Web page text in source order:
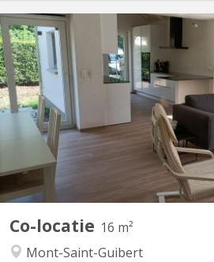
Co-locatie 16 m²
Mont-Saint-Guibert
2 chambres à louer dans villa
Louvain-la-Neuve (7 km) et de l'Axis
Louvain-la-Neuve à 30 mètres ; parking
charges comprises. Pour non-fumeur
extérieur. Les autres